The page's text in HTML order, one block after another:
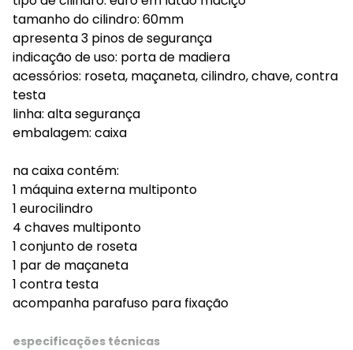
tamanho do cilindro: 60mm
apresenta 3 pinos de segurança
indicação de uso: porta de madiera
acessórios: roseta, maçaneta, cilindro, chave, contra
testa
linha: alta segurança
embalagem: caixa
na caixa contém:
1 máquina externa multiponto
1 eurocilindro
4 chaves multiponto
1 conjunto de roseta
1 par de maçaneta
1 contra testa
acompanha parafuso para fixação
especificações técnicas